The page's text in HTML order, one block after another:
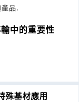
品.
中的重要性
殊基材應用